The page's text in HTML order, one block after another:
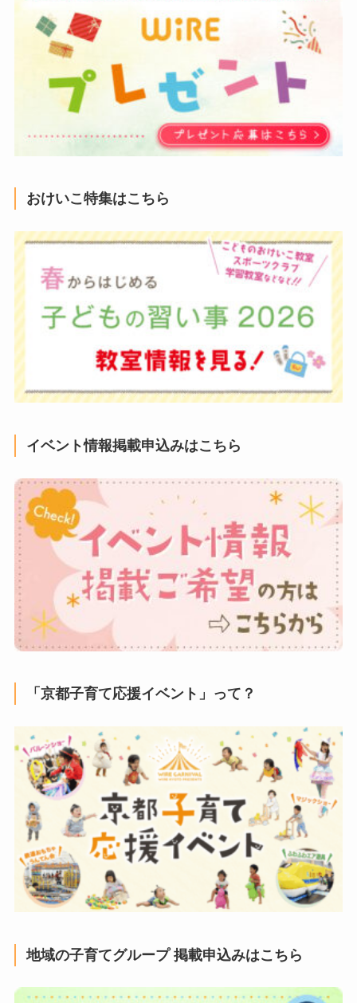
おけいこ特集はこちら
イベント情報掲載申込みはこちら
「京都子育て応援イベント」って？
地域の子育てグループ 掲載申込みはこちら